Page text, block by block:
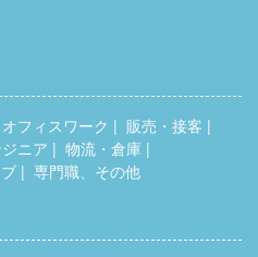
フィスワーク
販売・接客
ニア
物流・倉庫
専門職、その他